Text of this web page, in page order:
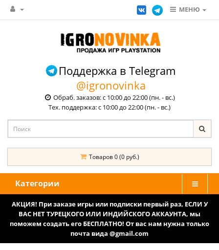
МЕНЮ
Поддержка в Telegram
@igronovinka
Обраб. заказов: с 10:00 до 22:00 (пн. - вс.)
Тех. поддержка: с 10:00 до 22:00 (пн. - вс.)
Товаров 0 (0 руб.)
Категории
АКЦИЯ! При заказе игры или подписки первый раз, ЕСЛИ У
ВАС НЕТ ТУРЕЦКОГО ИЛИ ИНДИЙСКОГО АККАУНТА, мы
поможем создать его БЕСПЛАТНО! От вас нам нужна только
почта вида @gmail.com